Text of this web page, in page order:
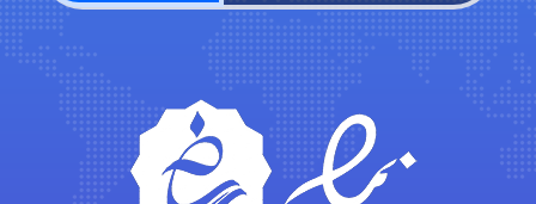
ehtesham
Iman Hosseini